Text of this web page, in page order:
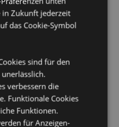
Nein
Nein
den Einkauf bei Puckator
unserenLeitfaden für
in Zukunft jederzeit
das Cookie-Symbol
sind für den
verbessern die
Funktionale Cookies
Funktionen.
für Anzeigen-